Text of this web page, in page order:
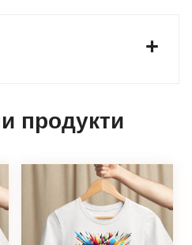
продукти